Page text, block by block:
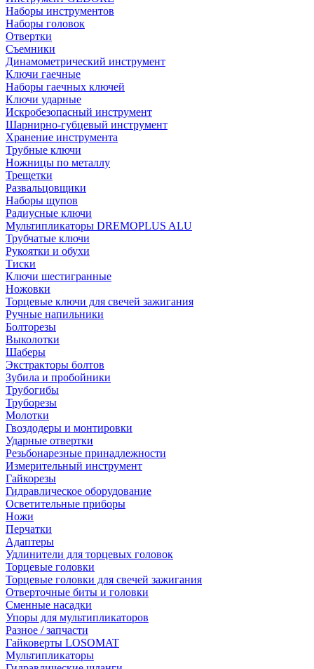
Наборы инструментов
Наборы головок
Отвертки
Съемники
Динамометрический инструмент
Ключи гаечные
Наборы гаечных ключей
Ключи ударные
Искробезопасный инструмент
Шарнирно-губцевый инструмент
Хранение инструмента
Трубные ключи
Ножницы по металлу
Трещетки
Развальцовщики
Наборы щупов
Радиусные ключи
Мультипликаторы DREMOPLUS ALU
Трубчатые ключи
Рукоятки и обухи
Тиски
Ключи шестигранные
Ножовки
Торцевые ключи для свечей зажигания
Ручные напильники
Болторезы
Выколотки
Шаберы
Экстракторы болтов
Зубила и пробойники
Трубогибы
Труборезы
Молотки
Гвоздодеры и монтировки
Ударные отвертки
Резьбонарезные принадлежности
Измерительный инструмент
Гайкорезы
Гидравлическое оборудование
Осветительные приборы
Ножи
Перчатки
Адаптеры
Удлинители для торцевых головок
Торцевые головки
Торцевые головки для свечей зажигания
Отверточные биты и головки
Сменные насадки
Упоры для мультипликаторов
Разное / запчасти
Гайковерты LOSOMAT
Мультипликаторы